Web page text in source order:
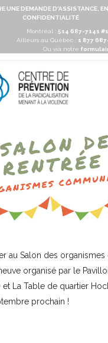
UNE DEMANDE D'ASSISTANCE,
CONFIDENTIALITÉ
Montréal : 514 687-7141
Ailleurs au Québec :
1 877
Ou via notre
au Salon des organismes
organisé par le
et
La Table de quartier
prochain !